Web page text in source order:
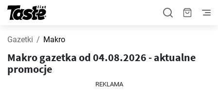
Gazetki Makro
Makro gazetka od 04.08.2026 - aktualne
promocje
REKLAMA